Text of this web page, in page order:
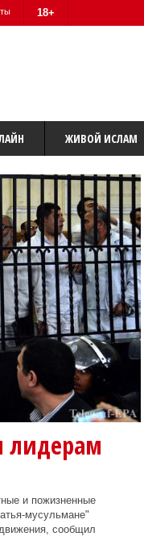
18+
ЖИВОЙ ИСЛАМ
лидерам
и пожизненные
мусульмане"
сообщил